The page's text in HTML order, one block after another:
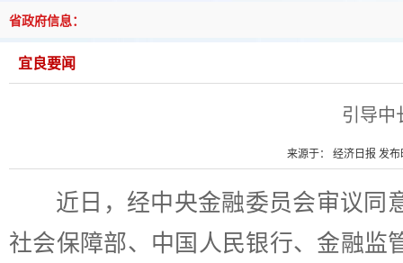
省政府信息：
宜良要闻
引导中
来源于： 经济日报 发
近日，经中央金融委员会审议同
社会保障部、中国人民银行、金融监